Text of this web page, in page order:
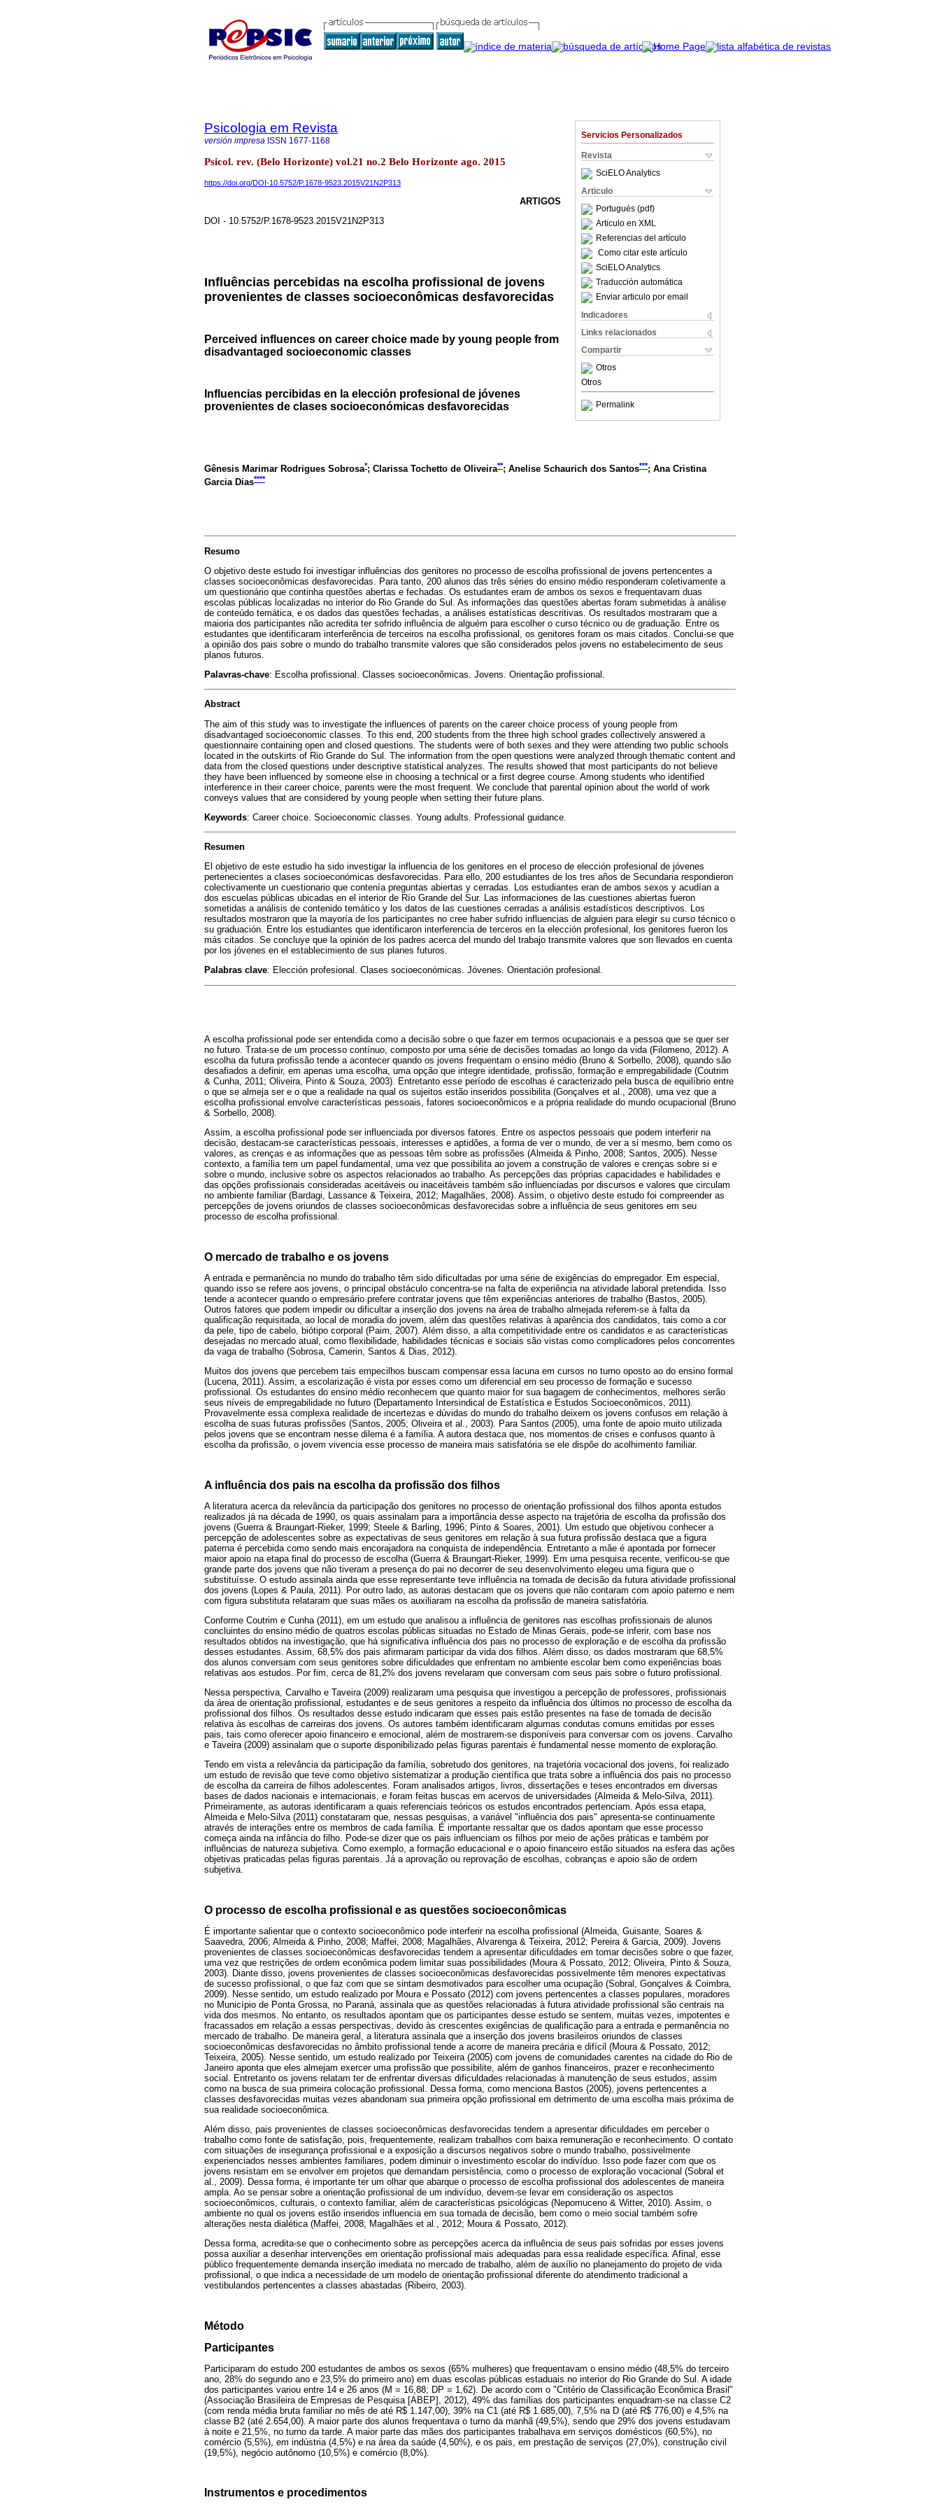
Servicios Personalizados
Revista
SciELO Analytics
Articulo
Portugués (pdf)
Articulo en XML
Referencias del artículo
Como citar este artículo
SciELO Analytics
Traducción automática
Enviar articulo por email
Indicadores
Links relacionados
Compartir
Otros
Otros
Permalink
Psicologia em Revista
versión impresa ISSN 1677-1168
Psicol. rev. (Belo Horizonte) vol.21 no.2 Belo Horizonte ago. 2015
https://doi.org/DOI-10.5752/P.1678-9523.2015V21N2P313
ARTIGOS
DOI - 10.5752/P.1678-9523.2015V21N2P313
Influências percebidas na escolha profissional de jovens
provenientes de classes socioeconômicas desfavorecidas
Perceived influences on career choice made by young people from
disadvantaged socioeconomic classes
Influencias percibidas en la elección profesional de jóvenes
provenientes de clases socioeconómicas desfavorecidas
Gênesis Marimar Rodrigues Sobrosa*; Clarissa Tochetto de Oliveira**; Anelise Schaurich dos Santos***; Ana Cristina
Garcia Dias****
Resumo
O objetivo deste estudo foi investigar influências dos genitores no processo de escolha profissional de jovens pertencentes a
classes socioeconômicas desfavorecidas. Para tanto, 200 alunos das três séries do ensino médio responderam coletivamente a
um questionário que continha questões abertas e fechadas. Os estudantes eram de ambos os sexos e frequentavam duas
escolas públicas localizadas no interior do Rio Grande do Sul. As informações das questões abertas foram submetidas à análise
de conteúdo temática, e os dados das questões fechadas, a análises estatísticas descritivas. Os resultados mostraram que a
maioria dos participantes não acredita ter sofrido influência de alguém para escolher o curso técnico ou de graduação. Entre os
estudantes que identificaram interferência de terceiros na escolha profissional, os genitores foram os mais citados. Conclui-se que
a opinião dos pais sobre o mundo do trabalho transmite valores que são considerados pelos jovens no estabelecimento de seus
planos futuros.
Palavras-chave: Escolha profissional. Classes socioeconômicas. Jovens. Orientação profissional.
Abstract
The aim of this study was to investigate the influences of parents on the career choice process of young people from
disadvantaged socioeconomic classes. To this end, 200 students from the three high school grades collectively answered a
questionnaire containing open and closed questions. The students were of both sexes and they were attending two public schools
located in the outskirts of Rio Grande do Sul. The information from the open questions were analyzed through thematic content and
data from the closed questions under descriptive statistical analyzes. The results showed that most participants do not believe
they have been influenced by someone else in choosing a technical or a first degree course. Among students who identified
interference in their career choice, parents were the most frequent. We conclude that parental opinion about the world of work
conveys values that are considered by young people when setting their future plans.
Keywords: Career choice. Socioeconomic classes. Young adults. Professional guidance.
Resumen
El objetivo de este estudio ha sido investigar la influencia de los genitores en el proceso de elección profesional de jóvenes
pertenecientes a clases socioeconómicas desfavorecidas. Para ello, 200 estudiantes de los tres años de Secundaria respondieron
colectivamente un cuestionario que contenía preguntas abiertas y cerradas. Los estudiantes eran de ambos sexos y acudían a
dos escuelas públicas ubicadas en el interior de Río Grande del Sur. Las informaciones de las cuestiones abiertas fueron
sometidas a análisis de contenido temático y los datos de las cuestiones cerradas a análisis estadísticos descriptivos. Los
resultados mostraron que la mayoría de los participantes no cree haber sufrido influencias de alguien para elegir su curso técnico o
su graduación. Entre los estudiantes que identificaron interferencia de terceros en la elección profesional, los genitores fueron los
más citados. Se concluye que la opinión de los padres acerca del mundo del trabajo transmite valores que son llevados en cuenta
por los jóvenes en el establecimiento de sus planes futuros.
Palabras clave: Elección profesional. Clases socioeconómicas. Jóvenes. Orientación profesional.
A escolha profissional pode ser entendida como a decisão sobre o que fazer em termos ocupacionais e a pessoa que se quer ser
no futuro. Trata-se de um processo contínuo, composto por uma série de decisões tomadas ao longo da vida (Filomeno, 2012). A
escolha da futura profissão tende a acontecer quando os jovens frequentam o ensino médio (Bruno & Sorbello, 2008), quando são
desafiados a definir, em apenas uma escolha, uma opção que integre identidade, profissão, formação e empregabilidade (Coutrim
& Cunha, 2011; Oliveira, Pinto & Souza, 2003). Entretanto esse período de escolhas é caracterizado pela busca de equilíbrio entre
o que se almeja ser e o que a realidade na qual os sujeitos estão inseridos possibilita (Gonçalves et al., 2008), uma vez que a
escolha profissional envolve características pessoais, fatores socioeconômicos e a própria realidade do mundo ocupacional (Bruno
& Sorbello, 2008).
Assim, a escolha profissional pode ser influenciada por diversos fatores. Entre os aspectos pessoais que podem interferir na
decisão, destacam-se características pessoais, interesses e aptidões, a forma de ver o mundo, de ver a si mesmo, bem como os
valores, as crenças e as informações que as pessoas têm sobre as profissões (Almeida & Pinho, 2008; Santos, 2005). Nesse
contexto, a família tem um papel fundamental, uma vez que possibilita ao jovem a construção de valores e crenças sobre si e
sobre o mundo, inclusive sobre os aspectos relacionados ao trabalho. As percepções das próprias capacidades e habilidades e
das opções profissionais consideradas aceitáveis ou inaceitáveis também são influenciadas por discursos e valores que circulam
no ambiente familiar (Bardagi, Lassance & Teixeira, 2012; Magalhães, 2008). Assim, o objetivo deste estudo foi compreender as
percepções de jovens oriundos de classes socioeconômicas desfavorecidas sobre a influência de seus genitores em seu
processo de escolha profissional.
O mercado de trabalho e os jovens
A entrada e permanência no mundo do trabalho têm sido dificultadas por uma série de exigências do empregador. Em especial,
quando isso se refere aos jovens, o principal obstáculo concentra-se na falta de experiência na atividade laboral pretendida. Isso
tende a acontecer quando o empresário prefere contratar jovens que têm experiências anteriores de trabalho (Bastos, 2005).
Outros fatores que podem impedir ou dificultar a inserção dos jovens na área de trabalho almejada referem-se à falta da
qualificação requisitada, ao local de moradia do jovem, além das questões relativas à aparência dos candidatos, tais como a cor
da pele, tipo de cabelo, biótipo corporal (Paim, 2007). Além disso, a alta competitividade entre os candidatos e as características
desejadas no mercado atual, como flexibilidade, habilidades técnicas e sociais são vistas como complicadores pelos concorrentes
da vaga de trabalho (Sobrosa, Camerin, Santos & Dias, 2012).
Muitos dos jovens que percebem tais empecilhos buscam compensar essa lacuna em cursos no turno oposto ao do ensino formal
(Lucena, 2011). Assim, a escolarização é vista por esses como um diferencial em seu processo de formação e sucesso
profissional. Os estudantes do ensino médio reconhecem que quanto maior for sua bagagem de conhecimentos, melhores serão
seus níveis de empregabilidade no futuro (Departamento Intersindical de Estatística e Estudos Socioeconômicos, 2011).
Provavelmente essa complexa realidade de incertezas e dúvidas do mundo do trabalho deixem os jovens confusos em relação à
escolha de suas futuras profissões (Santos, 2005; Oliveira et al., 2003). Para Santos (2005), uma fonte de apoio muito utilizada
pelos jovens que se encontram nesse dilema é a família. A autora destaca que, nos momentos de crises e confusos quanto à
escolha da profissão, o jovem vivencia esse processo de maneira mais satisfatória se ele dispõe do acolhimento familiar.
A influência dos pais na escolha da profissão dos filhos
A literatura acerca da relevância da participação dos genitores no processo de orientação profissional dos filhos aponta estudos
realizados já na década de 1990, os quais assinalam para a importância desse aspecto na trajetória de escolha da profissão dos
jovens (Guerra & Braungart-Rieker, 1999; Steele & Barling, 1996; Pinto & Soares, 2001). Um estudo que objetivou conhecer a
percepção de adolescentes sobre as expectativas de seus genitores em relação à sua futura profissão destaca que a figura
paterna é percebida como sendo mais encorajadora na conquista de independência. Entretanto a mãe é apontada por fornecer
maior apoio na etapa final do processo de escolha (Guerra & Braungart-Rieker, 1999). Em uma pesquisa recente, verificou-se que
grande parte dos jovens que não tiveram a presença do pai no decorrer de seu desenvolvimento elegeu uma figura que o
substituísse. O estudo assinala ainda que esse representante teve influência na tomada de decisão da futura atividade profissional
dos jovens (Lopes & Paula, 2011). Por outro lado, as autoras destacam que os jovens que não contaram com apoio paterno e nem
com figura substituta relataram que suas mães os auxiliaram na escolha da profissão de maneira satisfatória.
Conforme Coutrim e Cunha (2011), em um estudo que analisou a influência de genitores nas escolhas profissionais de alunos
concluintes do ensino médio de quatros escolas públicas situadas no Estado de Minas Gerais, pode-se inferir, com base nos
resultados obtidos na investigação, que há significativa influência dos pais no processo de exploração e de escolha da profissão
desses estudantes. Assim, 68,5% dos pais afirmaram participar da vida dos filhos. Além disso, os dados mostraram que 68,5%
dos alunos conversam com seus genitores sobre dificuldades que enfrentam no ambiente escolar bem como experiências boas
relativas aos estudos. Por fim, cerca de 81,2% dos jovens revelaram que conversam com seus pais sobre o futuro profissional.
Nessa perspectiva, Carvalho e Taveira (2009) realizaram uma pesquisa que investigou a percepção de professores, profissionais
da área de orientação profissional, estudantes e de seus genitores a respeito da influência dos últimos no processo de escolha da
profissional dos filhos. Os resultados desse estudo indicaram que esses pais estão presentes na fase de tomada de decisão
relativa às escolhas de carreiras dos jovens. Os autores também identificaram algumas condutas comuns emitidas por esses
pais, tais como oferecer apoio financeiro e emocional, além de mostrarem-se disponíveis para conversar com os jovens. Carvalho
e Taveira (2009) assinalam que o suporte disponibilizado pelas figuras parentais é fundamental nesse momento de exploração.
Tendo em vista a relevância da participação da família, sobretudo dos genitores, na trajetória vocacional dos jovens, foi realizado
um estudo de revisão que teve como objetivo sistematizar a produção científica que trata sobre a influência dos pais no processo
de escolha da carreira de filhos adolescentes. Foram analisados artigos, livros, dissertações e teses encontrados em diversas
bases de dados nacionais e internacionais, e foram feitas buscas em acervos de universidades (Almeida & Melo-Silva, 2011).
Primeiramente, as autoras identificaram a quais referenciais teóricos os estudos encontrados pertenciam. Após essa etapa,
Almeida e Melo-Silva (2011) constataram que, nessas pesquisas, a variável "influência dos pais" apresenta-se continuamente
através de interações entre os membros de cada família. É importante ressaltar que os dados apontam que esse processo
começa ainda na infância do filho. Pode-se dizer que os pais influenciam os filhos por meio de ações práticas e também por
influências de natureza subjetiva. Como exemplo, a formação educacional e o apoio financeiro estão situados na esfera das ações
objetivas praticadas pelas figuras parentais. Já a aprovação ou reprovação de escolhas, cobranças e apoio são de ordem
subjetiva.
O processo de escolha profissional e as questões socioeconômicas
É importante salientar que o contexto socioeconômico pode interferir na escolha profissional (Almeida, Guisante, Soares &
Saavedra, 2006; Almeida & Pinho, 2008; Maffei, 2008; Magalhães, Alvarenga & Teixeira, 2012; Pereira & Garcia, 2009). Jovens
provenientes de classes socioeconômicas desfavorecidas tendem a apresentar dificuldades em tomar decisões sobre o que fazer,
uma vez que restrições de ordem econômica podem limitar suas possibilidades (Moura & Possato, 2012; Oliveira, Pinto & Souza,
2003). Diante disso, jovens provenientes de classes socioeconômicas desfavorecidas possivelmente têm menores expectativas
de sucesso profissional, o que faz com que se sintam desmotivados para escolher uma ocupação (Sobral, Gonçalves & Coimbra,
2009). Nesse sentido, um estudo realizado por Moura e Possato (2012) com jovens pertencentes a classes populares, moradores
no Município de Ponta Grossa, no Paraná, assinala que as questões relacionadas à futura atividade profissional são centrais na
vida dos mesmos. No entanto, os resultados apontam que os participantes desse estudo se sentem, muitas vezes, impotentes e
fracassados em relação a essas perspectivas, devido às crescentes exigências de qualificação para a entrada e permanência no
mercado de trabalho. De maneira geral, a literatura assinala que a inserção dos jovens brasileiros oriundos de classes
socioeconômicas desfavorecidas no âmbito profissional tende a acorre de maneira precária e difícil (Moura & Possato, 2012;
Teixeira, 2005). Nesse sentido, um estudo realizado por Teixeira (2005) com jovens de comunidades carentes na cidade do Rio de
Janeiro aponta que eles almejam exercer uma profissão que possibilite, além de ganhos financeiros, prazer e reconhecimento
social. Entretanto os jovens relatam ter de enfrentar diversas dificuldades relacionadas à manutenção de seus estudos, assim
como na busca de sua primeira colocação profissional. Dessa forma, como menciona Bastos (2005), jovens pertencentes a
classes desfavorecidas muitas vezes abandonam sua primeira opção profissional em detrimento de uma escolha mais próxima de
sua realidade socioeconômica.
Além disso, pais provenientes de classes socioeconômicas desfavorecidas tendem a apresentar dificuldades em perceber o
trabalho como fonte de satisfação, pois, frequentemente, realizam trabalhos com baixa remuneração e reconhecimento. O contato
com situações de insegurança profissional e a exposição a discursos negativos sobre o mundo trabalho, possivelmente
experienciados nesses ambientes familiares, podem diminuir o investimento escolar do indivíduo. Isso pode fazer com que os
jovens resistam em se envolver em projetos que demandam persistência, como o processo de exploração vocacional (Sobral et
al., 2009). Dessa forma, é importante ter um olhar que abarque o processo de escolha profissional dos adolescentes de maneira
ampla. Ao se pensar sobre a orientação profissional de um indivíduo, devem-se levar em consideração os aspectos
socioeconômicos, culturais, o contexto familiar, além de características psicológicas (Nepomuceno & Witter, 2010). Assim, o
ambiente no qual os jovens estão inseridos influencia em sua tomada de decisão, bem como o meio social também sofre
alterações nesta dialética (Maffei, 2008; Magalhães et al., 2012; Moura & Possato, 2012).
Dessa forma, acredita-se que o conhecimento sobre as percepções acerca da influência de seus pais sofridas por esses jovens
possa auxiliar a desenhar intervenções em orientação profissional mais adequadas para essa realidade específica. Afinal, esse
público frequentemente demanda inserção imediata no mercado de trabalho, além de auxílio no planejamento do projeto de vida
profissional, o que indica a necessidade de um modelo de orientação profissional diferente do atendimento tradicional a
vestibulandos pertencentes a classes abastadas (Ribeiro, 2003).
Método
Participantes
Participaram do estudo 200 estudantes de ambos os sexos (65% mulheres) que frequentavam o ensino médio (48,5% do terceiro
ano, 28% do segundo ano e 23,5% do primeiro ano) em duas escolas públicas estaduais no interior do Rio Grande do Sul. A idade
dos participantes variou entre 14 e 26 anos (M = 16,88; DP = 1,62). De acordo com o "Critério de Classificação Econômica Brasil"
(Associação Brasileira de Empresas de Pesquisa [ABEP], 2012), 49% das famílias dos participantes enquadram-se na classe C2
(com renda média bruta familiar no mês de até R$ 1.147,00), 39% na C1 (até R$ 1.685,00), 7,5% na D (até R$ 776,00) e 4,5% na
classe B2 (até 2.654,00). A maior parte dos alunos frequentava o turno da manhã (49,5%), sendo que 29% dos jovens estudavam
à noite e 21,5%, no turno da tarde. A maior parte das mães dos participantes trabalhava em serviços domésticos (60,5%), no
comércio (5,5%), em indústria (4,5%) e na área da saúde (4,50%), e os pais, em prestação de serviços (27,0%), construção civil
(19,5%), negócio autônomo (10,5%) e comércio (8,0%).
Instrumentos e procedimentos